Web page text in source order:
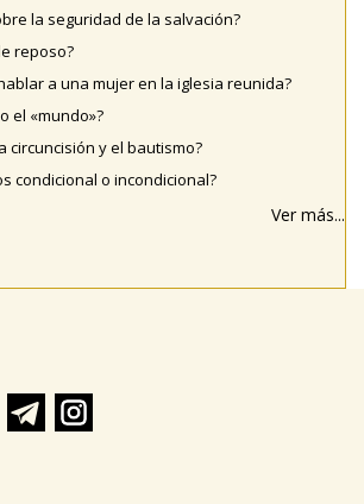
la seguridad de la salvación?
reposo?
a una mujer en la iglesia reunida?
el «mundo»?
circuncisión y el bautismo?
condicional o incondicional?
Ver más...